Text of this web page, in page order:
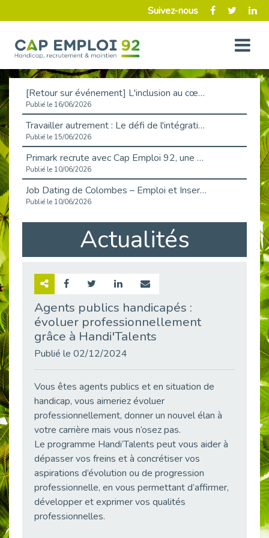
Suivez-nous
[Retour sur événement] L'inclusion au cœur de la Place de l'Emploi à La Défense !
Publié le 16/06/2026
Travailler autrement : Le défi de l'intégration des maladies chroniques en entreprise
Publié le 15/06/2026
Primark recrute avec Cap Emploi 92, une matinée couronnée de succès !
Publié le 10/06/2026
Job Dating de Colombes – Emploi et Insertion
Publié le 10/06/2026
Aborder l'entretien et la situation de handicap en toute confiance
Publié le 09/06/2026
Retour sur l’atelier « Optimiser sa recherche d’emploi »
Emploi & Handicap : Hachette Livre et Cap emploi 92 renforcent leur collaboration
Publié le 02/06/2026
« Confiance en soi et acceptation du handicap » : un levier puissant vers l’emploi
Publié le 22/05/2026
Handicap et emploi : une matinée pour briser les tabous
Publié le 21/05/2026
L’alternance : un levier stratégique pour recruter et inclure durablement
Publié le 18/05/2026
Fibromyalgie : Quand la douleur invisible s’invite au bureau
Publié le 12/05/2026
Actualités
Agents publics handicapés :
évoluer professionnellement
grâce à Handi'Talents
Publié le 02/12/2024
Vous êtes agents publics et en situation de
handicap, vous aimeriez évoluer
professionnellement, donner un nouvel élan à
votre carrière mais vous n’osez pas.
Le programme Handi’Talents peut vous aider à
dépasser vos freins et à concrétiser vos
aspirations d’évolution ou de progression
professionnelle, en vous permettant d’affirmer,
développer et exprimer vos qualités
professionnelles.